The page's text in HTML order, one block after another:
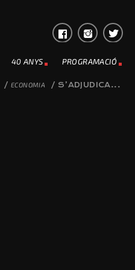
40 ANYS PROGRAMACIÓ
/ ECONOMIA / S’ADJUDICA...